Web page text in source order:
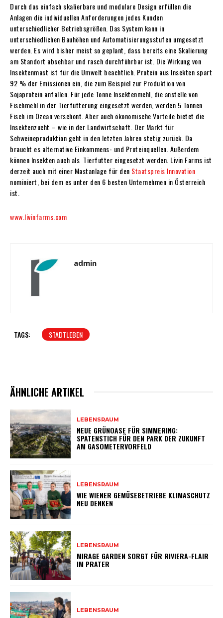
Durch das einfach skalierbare und modulare Design erfüllen die
Anlagen die individuellen Anforderungen jedes Kunden
unterschiedlicher Betriebsgrößen. Das System kann in
unterschiedlichen Bauhöhen und Automatisierungsstufen umgesetzt
werden. Es wird bisher meist so geplant, dass bereits eine Skalierung
am Standort absehbar und rasch durchführbar ist. Die Wirkung von
Insektenmast ist für die Umwelt beachtlich. Protein aus Insekten spart
92 % der Emissionen ein, die zum Beispiel zur Produktion von
Sojaprotein anfallen. Für jede Tonne Insektenmehl, die anstelle von
Fischmehl in der Tierfütterung eingesetzt werden, werden 5 Tonnen
Fisch im Ozean verschont. Aber auch ökonomische Vorteile bietet die
Insektenzucht – wie in der Landwirtschaft. Der Markt für
Schweineproduktion geht in den letzten Jahren stetig zurück. Da
braucht es alternative Einkommens- und Proteinquellen. Außerdem
können Insekten auch als Tierfutter eingesetzt werden. Livin Farms ist
derzeit auch mit einer Mastanlage für den Staatspreis Innovation
nominiert, bei dem es unter den 6 besten Unternehmen in Österreich
ist.
www.livinfarms.com
admin
TAGS: STADTLEBEN
ÄHNLICHE ARTIKEL
LEBENSRAUM
NEUE GRÜNOASE FÜR SIMMERING:
SPATENSTICH FÜR DEN PARK DER ZUKUNFT
AM GASOMETERVORFELD
LEBENSRAUM
WIE WIENER GEMÜSEBETRIEBE KLIMASCHUTZ
NEU DENKEN
LEBENSRAUM
MIRAGE GARDEN SORGT FÜR RIVIERA-FLAIR
IM PRATER
LEBENSRAUM